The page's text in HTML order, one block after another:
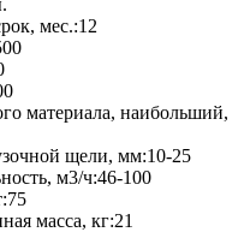
мес.:12
материала, наибольший,
щели, мм:10-25
м3/ч:46-100
75
масса, кг:21